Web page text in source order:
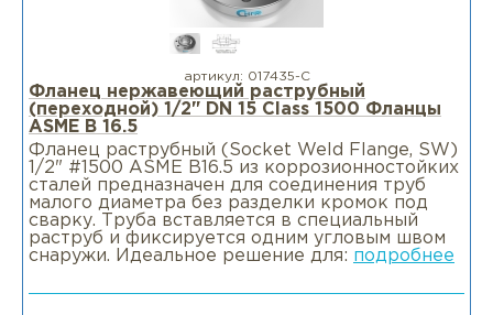
артикул: 017435-С
Фланец нержавеющий раструбный
(переходной) 1/2" DN 15 Class 1500 Фланцы
ASME B 16.5
Фланец раструбный (Socket Weld Flange, SW)
1/2" #1500 ASME B16.5 из коррозионностойких
сталей предназначен для соединения труб
малого диаметра без разделки кромок под
сварку. Труба вставляется в специальный
раструб и фиксируется одним угловым швом
снаружи. Идеальное решение для: подробнее